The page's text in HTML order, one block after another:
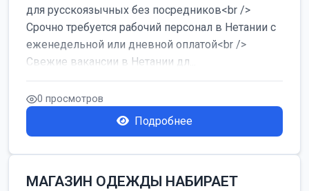
для русскоязычных без посредников<br />
Срочно требуется рабочий персонал в Нетании с
еженедельной или дневной оплатой<br />
Свежие вакансии в Нетании дл...
0 просмотров
Подробнее
МАГАЗИН ОДЕЖДЫ НАБИРАЕТ